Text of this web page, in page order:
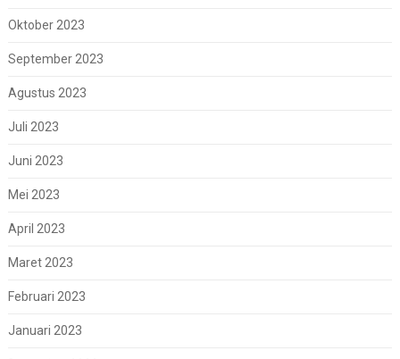
Oktober 2023
September 2023
Agustus 2023
Juli 2023
Juni 2023
Mei 2023
April 2023
Maret 2023
Februari 2023
Januari 2023